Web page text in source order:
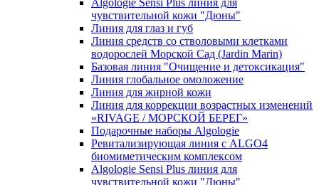
Algologie Sensi Plus линия для
чувcтвительной кожи "Дюны"
Линия для глаз и губ
Линия средств со стволовыми клетками
водорослей Морской Сад (Jardin Marin)
Базовая линия "Очищение и детоксикация"
Линия глобальное омоложение
Линия для жирной кожи
Линия для коррекции возрастных изменений
«RIVAGE / МОРСКОЙ БЕРЕГ»
Подарочные наборы Algologie
Ревитализирующая линия с ALGO4
биомиметическим комплексом
Algologie Sensi Plus линия для
чувcтвительной кожи "Дюны"